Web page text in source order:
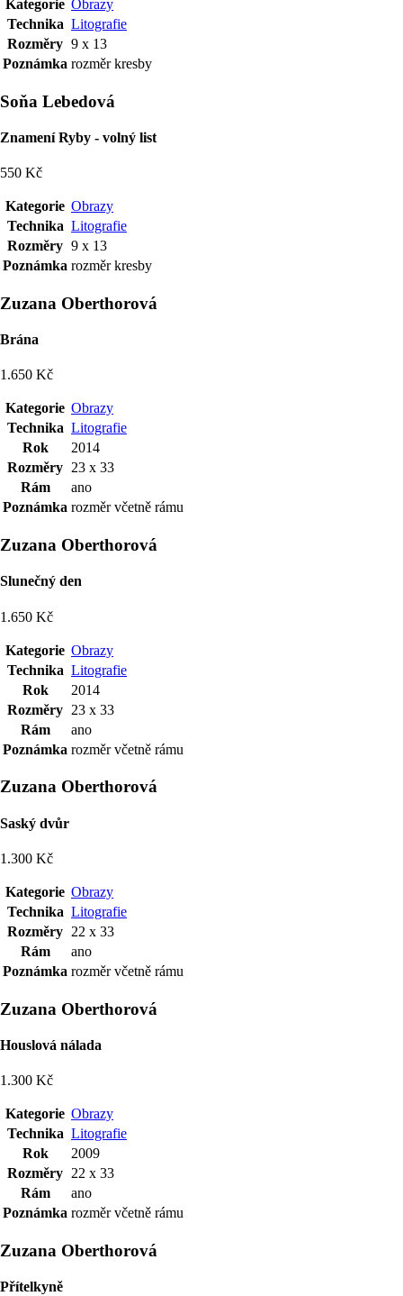
Kategorie Obrazy
Technika Litografie
Rozměry 9 x 13
Poznámka rozměr kresby
Soňa Lebedová
Znamení Ryby - volný list
550 Kč
Kategorie Obrazy
Technika Litografie
Rozměry 9 x 13
Poznámka rozměr kresby
Zuzana Oberthorová
Brána
1.650 Kč
Kategorie Obrazy
Technika Litografie
Rok
2014
Rozměry 23 x 33
Rám
ano
Poznámka rozměr včetně rámu
Zuzana Oberthorová
Slunečný den
1.650 Kč
Kategorie Obrazy
Technika Litografie
Rok
2014
Rozměry 23 x 33
Rám
ano
Poznámka rozměr včetně rámu
Zuzana Oberthorová
Saský dvůr
1.300 Kč
Kategorie Obrazy
Technika Litografie
Rozměry 22 x 33
Rám
ano
Poznámka rozměr včetně rámu
Zuzana Oberthorová
Houslová nálada
1.300 Kč
Kategorie Obrazy
Technika Litografie
Rok
2009
Rozměry 22 x 33
Rám
ano
Poznámka rozměr včetně rámu
Zuzana Oberthorová
Přítelkyně